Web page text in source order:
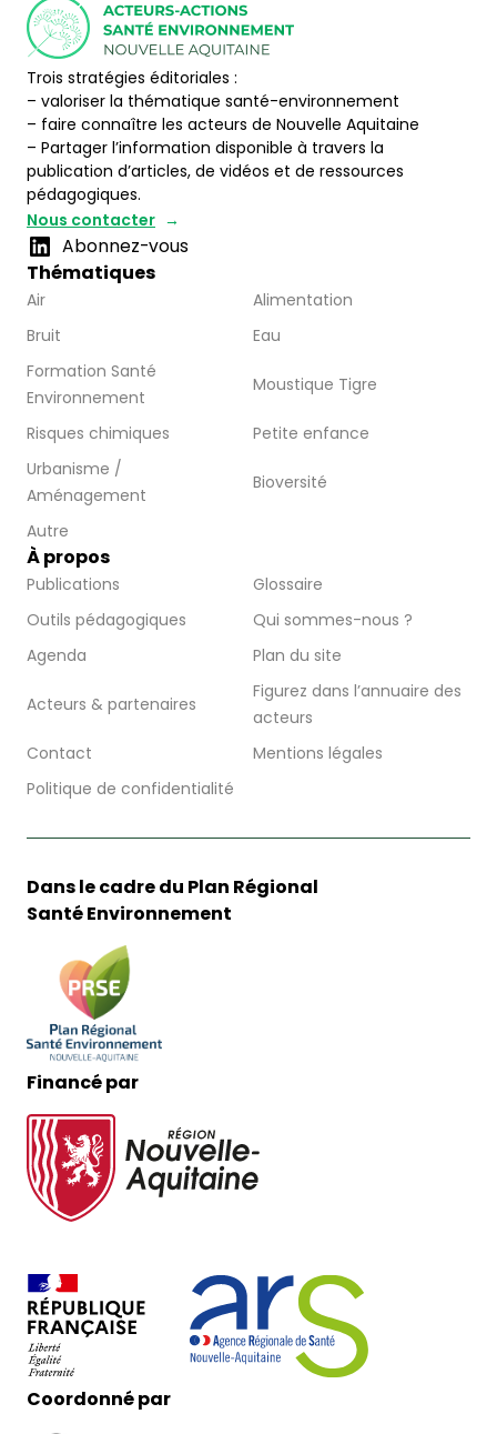
Trois stratégies éditoriales :
– valoriser la thématique santé-environnement
– faire connaître les acteurs de Nouvelle Aquitaine
– Partager l’information disponible à travers la
publication d’articles, de vidéos et de ressources
pédagogiques.
Nous contacter
Abonnez-vous
Thématiques
Air
Alimentation
Bruit
Eau
Formation Santé
Environnement
Moustique Tigre
Risques chimiques
Petite enfance
Urbanisme /
Aménagement
Bioversité
Autre
À propos
Publications
Glossaire
Outils pédagogiques
Qui sommes-nous ?
Agenda
Plan du site
Acteurs & partenaires
Figurez dans l’annuaire des
acteurs
Contact
Mentions légales
Politique de confidentialité
Dans le cadre du Plan Régional
Santé Environnement
Financé par
Coordonné par